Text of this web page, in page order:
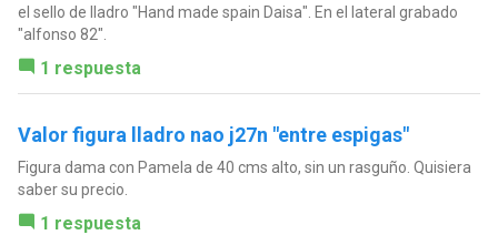
el sello de lladro "Hand made spain Daisa". En el lateral grabado
"alfonso 82".
1 respuesta
Valor figura lladro nao j27n "entre espigas"
Figura dama con Pamela de 40 cms alto, sin un rasguño. Quisiera
saber su precio.
1 respuesta